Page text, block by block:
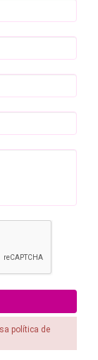
política de